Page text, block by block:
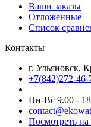
Ваши заказы
Отложенные
Список
Контакты
г. Ульяновск,
+7(842)272-
Пн-Вс 9.00 -
Посмотреть на